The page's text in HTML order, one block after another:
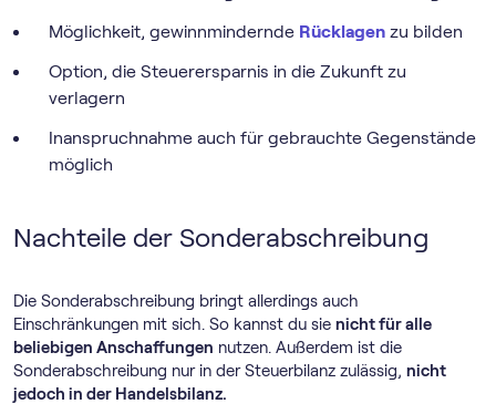
Möglichkeit, gewinnmindernde Rücklagen zu bilden
Option, die Steuerersparnis in die Zukunft zu
verlagern
Inanspruchnahme auch für gebrauchte Gegenstände
möglich
Nachteile der Sonderabschreibung
Die Sonderabschreibung bringt allerdings auch
Einschränkungen mit sich. So kannst du sie nicht für alle
beliebigen Anschaffungen nutzen. Außerdem ist die
Sonderabschreibung nur in der Steuerbilanz zulässig, nicht
jedoch in der Handelsbilanz.